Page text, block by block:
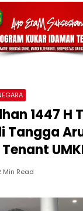
1447 H
Tangga
Min Read